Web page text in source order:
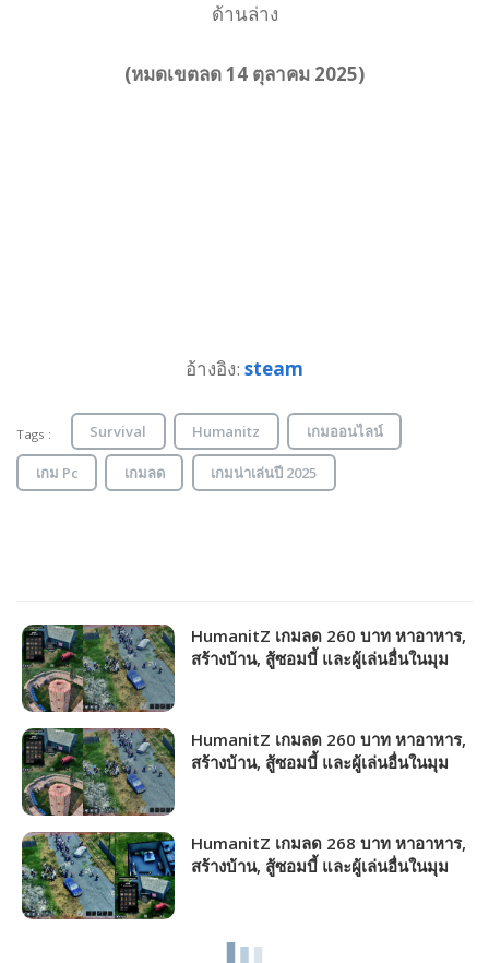
ด้านล่าง
(หมดเขตลด 14 ตุลาคม 2025)
อ้างอิง: steam
Tags : Survival Humanitz เกมออนไลน์
เกม Pc เกมลด เกมน่าเล่นปี 2025
HumanitZ เกมลด 260 บาท หาอาหาร,
สร้างบ้าน, สู้ซอมบี้ และผู้เล่นอื่นในมุม
HumanitZ เกมลด 260 บาท หาอาหาร,
สร้างบ้าน, สู้ซอมบี้ และผู้เล่นอื่นในมุม
HumanitZ เกมลด 268 บาท หาอาหาร,
สร้างบ้าน, สู้ซอมบี้ และผู้เล่นอื่นในมุม